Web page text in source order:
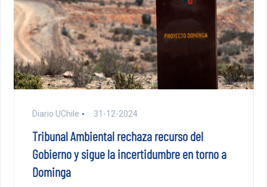
Diario UChile 31-12-2024
Tribunal Ambiental rechaza recurso del
Gobierno y sigue la incertidumbre en torno a
Dominga